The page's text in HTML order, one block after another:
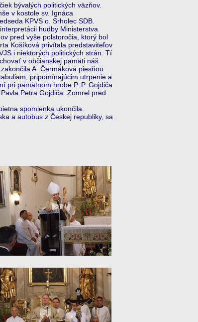
bývalých politických väzňov.
v kostole sv. Ignáca
KPVS o. Srholec SDB.
hudby Ministerstva
pred vyše polstoročia, ktorý bol
Košíková privítala predstaviteľov
i niektorých politických strán. Tí
v občianskej pamäti náš
A. Čermáková piesňou
pripomínajúcim utrpenie a
pri pamätnom hrobe P. P. Gojdiča
Petra Gojdiča. Zomrel pred
spomienka ukončila.
a autobus z Českej republiky, sa